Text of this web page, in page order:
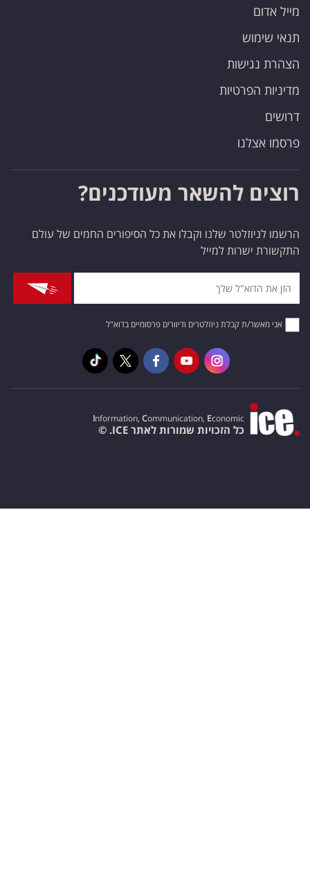
מייל אדום
תנאי שימוש
הצהרת נגישות
מדיניות הפרטיות
דרושים
פרסמו אצלנו
רוצים להשאר מעודכנים?
הרשמו לניוזלטר שלנו וקבלו את כל הסיפורים החמים של עולם
התקשורת ישרות למייל
אני מאשר/ת קבלת ניוזלטרים ודיוורים פרסומיים בדוא"ל
Information, Communication, Economic
כל הזכויות שמורות לאתר ICE. ©